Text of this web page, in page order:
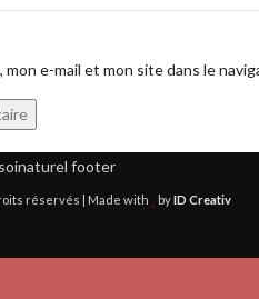
mon e-mail et mon site dans le
réservés | Made with byID Creativ